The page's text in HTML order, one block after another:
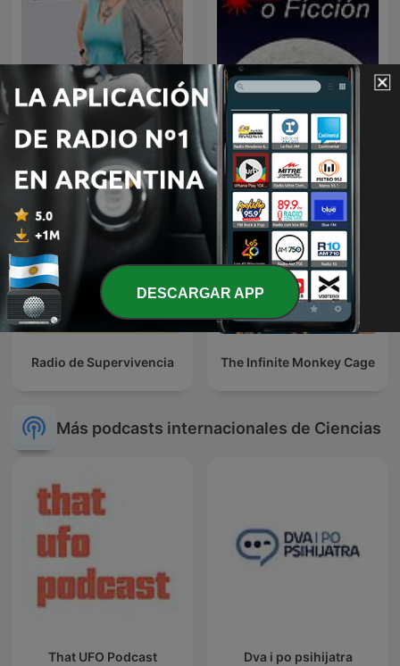
La Rosa de los Vientos Ciencia o Ficción
Radio de Supervivencia The Infinite Monkey Cage
Más podcasts internacionales de Ciencias
That UFO Podcast Dva i po psihijatra
DESCARGAR APP